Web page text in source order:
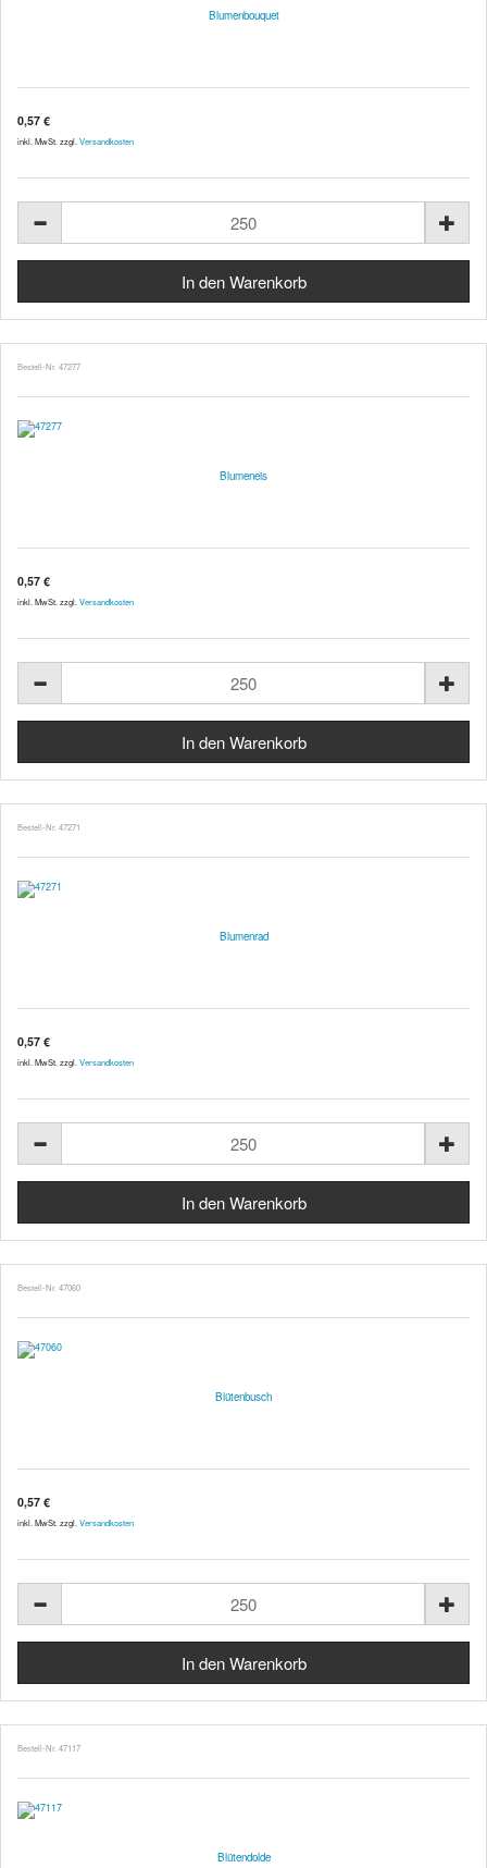
Blumenbouquet
0,57 €
inkl. MwSt. zzgl. Versandkosten
Bestell-Nr. 47277
Blumeneis
0,57 €
inkl. MwSt. zzgl. Versandkosten
Bestell-Nr. 47271
Blumenrad
0,57 €
inkl. MwSt. zzgl. Versandkosten
Bestell-Nr. 47060
Blütenbusch
0,57 €
inkl. MwSt. zzgl. Versandkosten
Bestell-Nr. 47117
Blütendolde